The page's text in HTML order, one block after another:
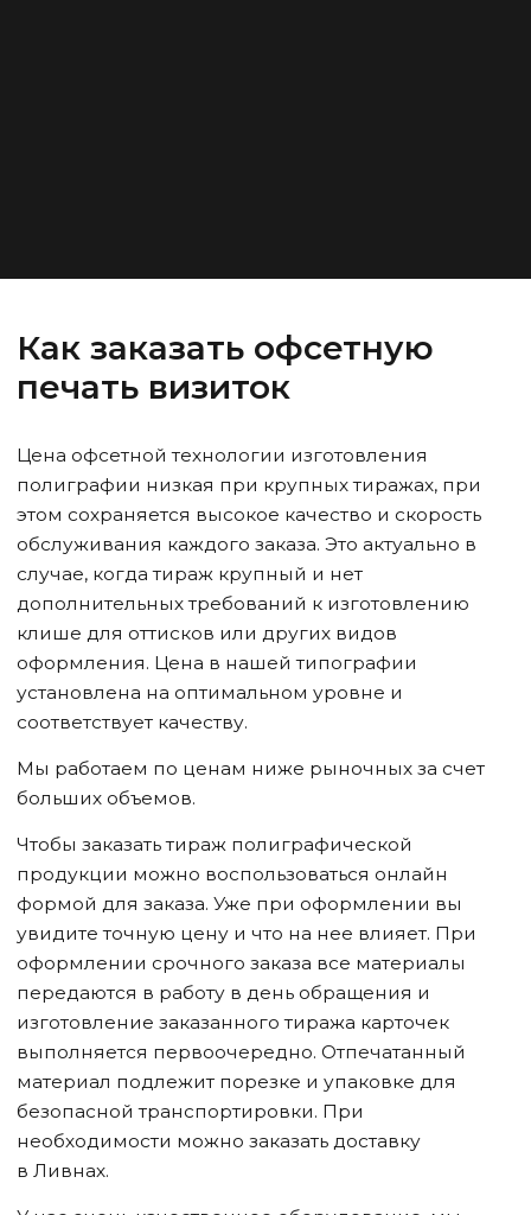
Как заказать офсетную
печать визиток
Цена офсетной технологии изготовления
полиграфии низкая при крупных тиражах, при
этом сохраняется высокое качество и скорость
обслуживания каждого заказа. Это актуально в
случае, когда тираж крупный и нет
дополнительных требований к изготовлению
клише для оттисков или других видов
оформления. Цена в нашей типографии
установлена на оптимальном уровне и
соответствует качеству.
Мы работаем по ценам ниже рыночных за счет
больших объемов.
Чтобы заказать тираж полиграфической
продукции можно воспользоваться онлайн
формой для заказа. Уже при оформлении вы
увидите точную цену и что на нее влияет. При
оформлении срочного заказа все материалы
передаются в работу в день обращения и
изготовление заказанного тиража карточек
выполняется первоочередно. Отпечатанный
материал подлежит порезке и упаковке для
безопасной транспортировки. При
необходимости можно заказать доставку
в Ливнах.